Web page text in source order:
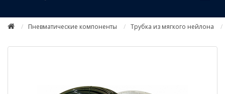
Пневматические компоненты Трубка из мягкого нейлона